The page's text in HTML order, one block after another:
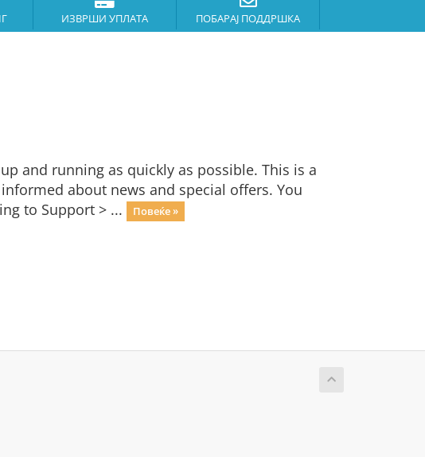
ИЗВРШИ УПЛАТА ПОБАРАЈ ПОДДРШКА
and running as quickly as possible. This is a
about news and special offers. You
to Support > ...
Повеќе »